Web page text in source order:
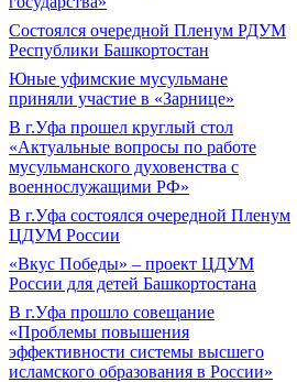
Состоялся очередной Пленум РДУМ
Республики Башкортостан
Юные уфимские мусульмане
приняли участие в «Зарнице»
В г.Уфа прошел круглый стол
«Актуальные вопросы по работе
мусульманского духовенства с
военнослужащими РФ»
В г.Уфа состоялся очередной Пленум
ЦДУМ России
«Вкус Победы» – проект ЦДУМ
России для детей Башкортостана
В г.Уфа прошло совещание
«Проблемы повышения
эффективности системы высшего
исламского образования в России»